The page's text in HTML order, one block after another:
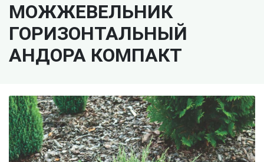
МОЖЖЕВЕЛЬНИК
ГОРИЗОНТАЛЬНЫЙ
АНДОРА КОМПАКТ